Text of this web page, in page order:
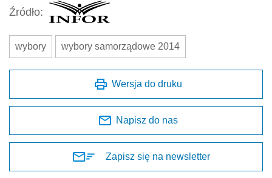
Źródło:
wybory wybory samorządowe 2014
Wersja do druku
Napisz do nas
Zapisz się na newsletter